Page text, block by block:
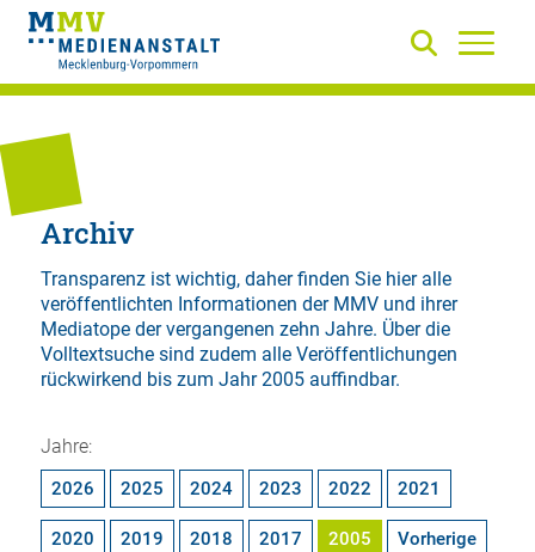
Archiv
Transparenz ist wichtig, daher finden Sie hier alle
veröffentlichten Informationen der MMV und ihrer
Mediatope der vergangenen zehn Jahre. Über die
Volltextsuchesind zudem alle Veröffentlichungen
rückwirkend bis zum Jahr 2005 auffindbar.
Jahre:
2026 2025 2024 2023 2022 2021
2020 2019 2018 2017 2005 Vorherige